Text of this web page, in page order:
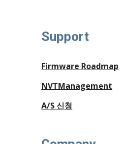
Support
Firmware Roadmap
NVTManagement
A/S 신청